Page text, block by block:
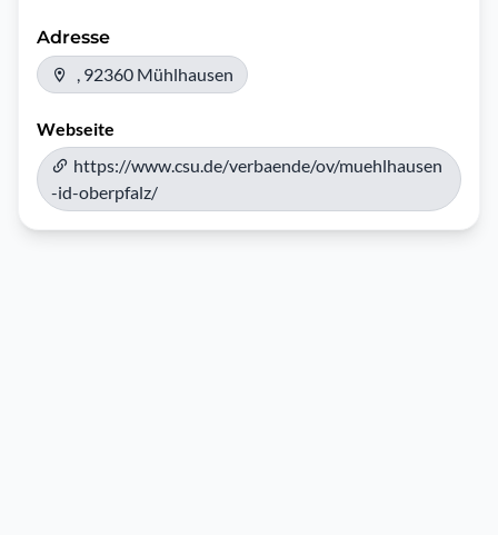
Adresse
, 92360 Mühlhausen
Webseite
https://www.csu.de/verbaende/ov/muehlhausen
-id-oberpfalz/